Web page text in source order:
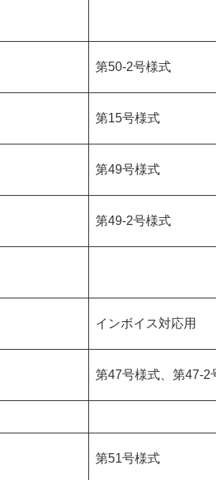
第50-2号様式
第15号様式
第49号様式
第49-2号様式
インボイス対応用
第47号様式、第47-2
第51号様式